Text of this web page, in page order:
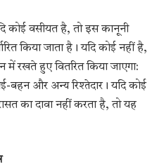
कोई वसीयत है, तो इस कानूनी
किया जाता है। यदि कोई नहीं है,
में रखते हुए वितरित किया जाएगा:
बहन और अन्य रिश्तेदार। यदि कोई
का दावा नहीं करता है, तो यह